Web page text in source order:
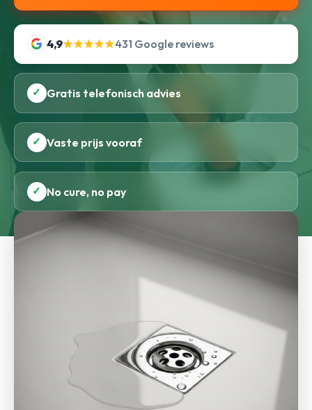
4,9★★★★★431 Google reviews
✓ Gratis telefonisch advies
✓ Vaste prijs vooraf
✓ No cure, no pay